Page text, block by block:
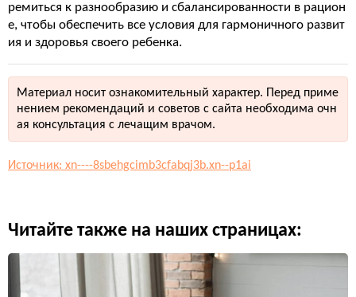
ремиться к разнообразию и сбалансированности в рацион
е, чтобы обеспечить все условия для гармоничного развит
ия и здоровья своего ребенка.
Материал носит ознакомительный характер. Перед приме
нением рекомендаций и советов с сайта необходима очн
ая консультация с лечащим врачом.
Источник: xn----8sbehgcimb3cfabqj3b.xn--p1ai
Читайте также на наших страницах: